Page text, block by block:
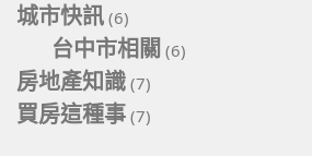
城市快訊 (6)
台中市相關 (6)
房地產知識 (7)
買房這種事 (7)